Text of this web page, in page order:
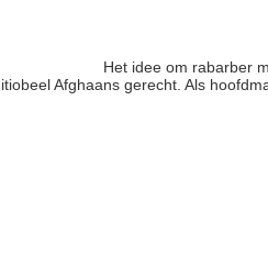
Het idee om rabarber met spinazie in een
Afghaans gerecht. Als